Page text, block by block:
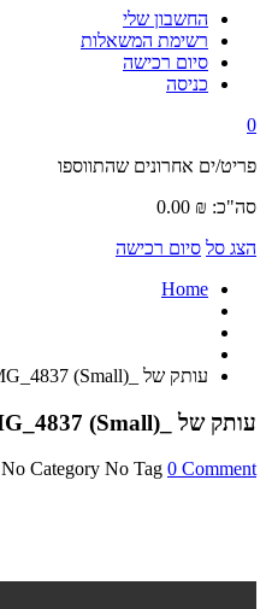
החשבון שלי
רשימת המשאלות
סיום רכישה
כניסה
0
פריט/ים אחרונים שהתווספו
סה"כ:
0.00 ₪
הצג סל סיום רכישה
Home
עותק של _MG_4837 (Small)
עותק של _MG_4837 (Small)
No Category No Tag 0 Comment